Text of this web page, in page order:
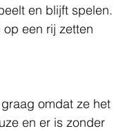
en blijft spelen.
een rij zetten
omdat ze het
en er is zonder